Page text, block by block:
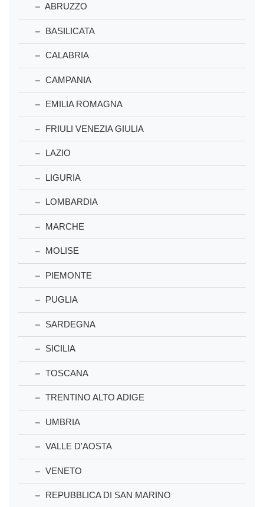
ABRUZZO
BASILICATA
CALABRIA
CAMPANIA
EMILIA ROMAGNA
FRIULI VENEZIA GIULIA
LAZIO
LIGURIA
LOMBARDIA
MARCHE
MOLISE
PIEMONTE
PUGLIA
SARDEGNA
SICILIA
TOSCANA
TRENTINO ALTO ADIGE
UMBRIA
VALLE D'AOSTA
VENETO
REPUBBLICA DI SAN MARINO